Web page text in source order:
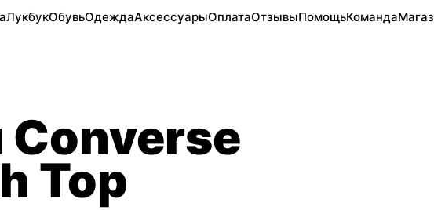
ЛукбукОбувьОдеждаАксессуарыОплатаОтзывыПомощьКоманда
Top